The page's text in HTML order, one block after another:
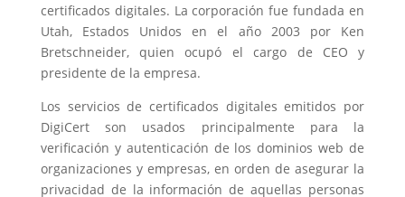
certificados digitales. La corporación fue fundada en
Utah, Estados Unidos en el año 2003 por Ken
Bretschneider, quien ocupó el cargo de CEO y
presidente de la empresa.
Los servicios de certificados digitales emitidos por
DigiCert son usados principalmente para la
verificación y autenticación de los dominios web de
organizaciones y empresas, en orden de asegurar la
privacidad de la información de aquellas personas